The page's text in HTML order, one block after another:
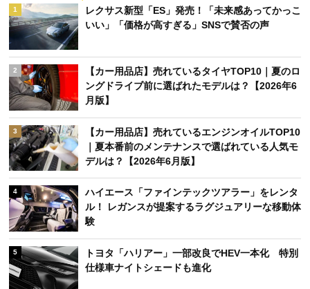
1
レクサス新型「ES」発売！「未来感あってかっこ
いい」「価格が高すぎる」SNSで賛否の声
2
【カー用品店】売れているタイヤTOP10｜夏のロ
ングドライブ前に選ばれたモデルは？【2026年6
月版】
3
【カー用品店】売れているエンジンオイルTOP10
｜夏本番前のメンテナンスで選ばれている人気モ
デルは？【2026年6月版】
4
ハイエース「ファインテックツアラー」をレンタ
ル！ レガンスが提案するラグジュアリーな移動体
験
5
トヨタ「ハリアー」一部改良でHEV一本化 特別
仕様車ナイトシェードも進化